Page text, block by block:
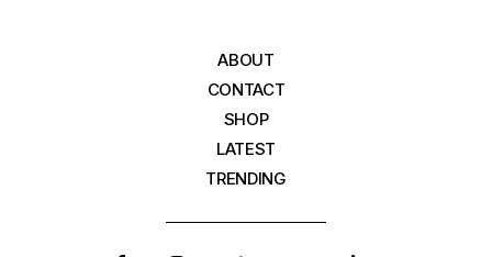
ABOUT
CONTACT
SHOP
LATEST
TRENDING